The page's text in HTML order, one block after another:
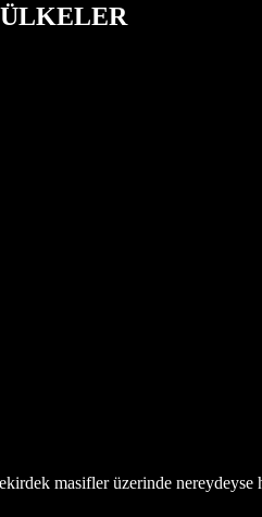
masifler üzerinde nereydeyse